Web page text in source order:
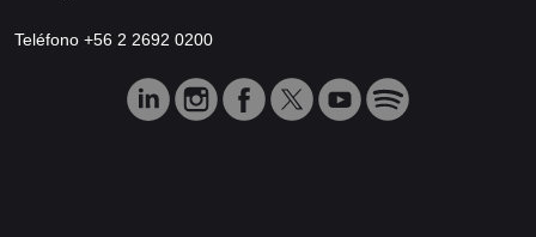
Teléfono +56 2 2692 0200